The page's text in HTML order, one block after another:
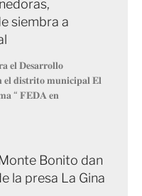
siembra a
𝐞𝐥 𝐃𝐞𝐬𝐚𝐫𝐫𝐨𝐥𝐥𝐨
𝐝𝐢𝐬𝐭𝐫𝐢𝐭𝐨 𝐦𝐮𝐧𝐢𝐜𝐢𝐩𝐚𝐥 𝐄𝐥
“ 𝐅𝐄𝐃𝐀 𝐞𝐧
Bonito dan
la presa La Gina